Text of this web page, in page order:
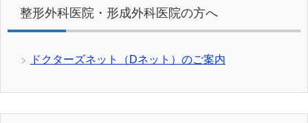
整形外科医院・形成外科医院の方へ
ドクターズネット（Dネット）のご案内